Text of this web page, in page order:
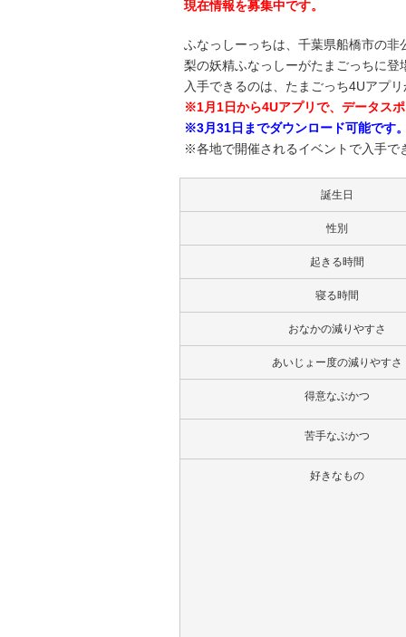
現在情報を募集中です。
ふなっしーっちは、千葉県船橋市の非
梨の妖精ふなっしーがたまごっちに登
入手できるのは、たまごっち4Uアプ
※1月1日から4Uアプリで、データス
※3月31日までダウンロード可能です。
※各地で開催されるイベントで入手で
誕生日
性別
起きる時間
寝る時間
おなかの減りやすさ
あいじょー度の減りやすさ
得意なぶかつ
苦手なぶかつ
好きなもの